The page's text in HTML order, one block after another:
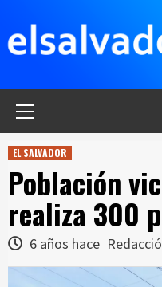
contenido
EL SALVADOR
Población
realiza 300
6 años hace